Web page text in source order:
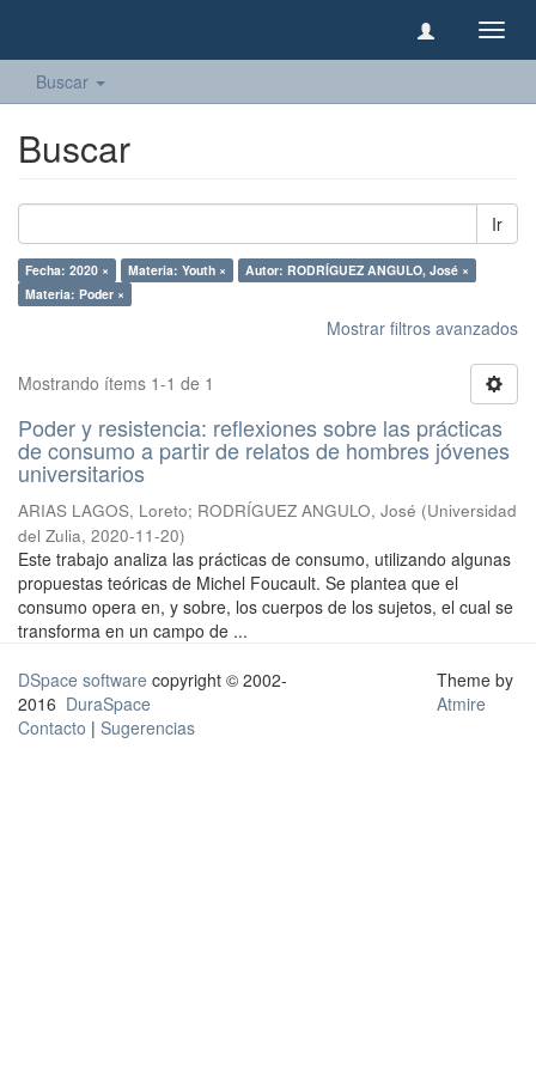
Buscar
Buscar
Ir
Fecha: 2020 × Materia: Youth ×
Autor: RODRÍGUEZ ANGULO, José ×
Materia: Poder ×
Mostrar filtros avanzados
Mostrando ítems 1-1 de 1
Poder y resistencia: reflexiones sobre las prácticas
de consumo a partir de relatos de hombres jóvenes
universitarios
ARIAS LAGOS, Loreto; RODRÍGUEZ ANGULO, José (Universidad
del Zulia, 2020-11-20)
Este trabajo analiza las prácticas de consumo, utilizando algunas
propuestas teóricas de Michel Foucault. Se plantea que el
consumo opera en, y sobre, los cuerpos de los sujetos, el cual se
transforma en un campo de ...
DSpace software copyright © 2002-
2016 DuraSpace
Contacto | Sugerencias
Theme by
Atmire